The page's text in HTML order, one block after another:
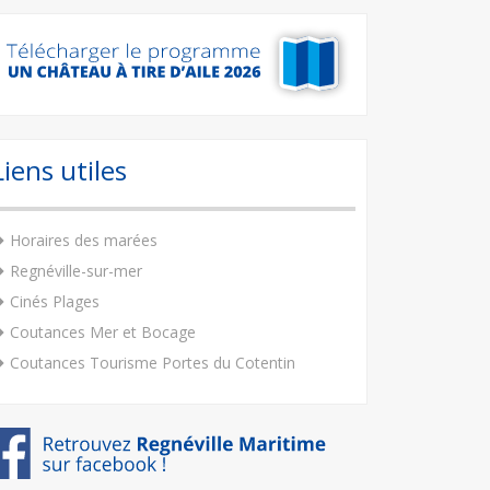
utiles
Horaires des marées
Regnéville-sur-mer
Cinés Plages
Coutances Mer et Bocage
Coutances Tourisme Portes du Cotentin